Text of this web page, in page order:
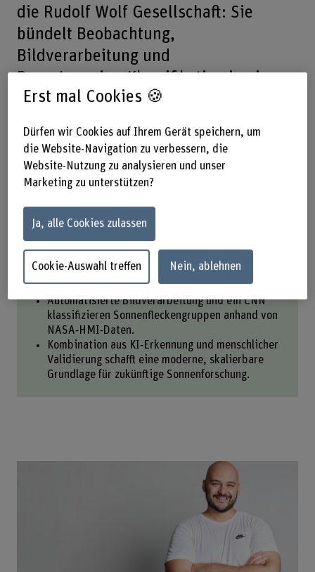
die Rudolf Wolf Gesellschaft: Sie
bündelt Beobachtung,
Bildverarbeitung und
Deep‑Learning‑Klassifikation in einer
einzigen, schnellen und
Das Wichtigste in Kürze
erstmals die Sonnenfleckenbeobachtung der
Rudolf Wolf Gesellschaft.
Automatisierte Bildverarbeitung und ein CNN
klassifizieren Sonnenfleckengruppen anhand von
NASA‑HMI‑Daten.
Kombination aus KI‑Erkennung und menschlicher
Validierung schafft eine moderne, skalierbare
Grundlage für zukünftige Sonnenforschung.
Erst mal Cookies 🍪
Dürfen wir Cookies auf Ihrem Gerät speichern, um
die Website-Navigation zu verbessern, die
Website-Nutzung zu analysieren und unser
Marketing zu unterstützen?
Ja, alle Cookies zulassen
Cookie-Auswahl treffen Nein, ablehnen